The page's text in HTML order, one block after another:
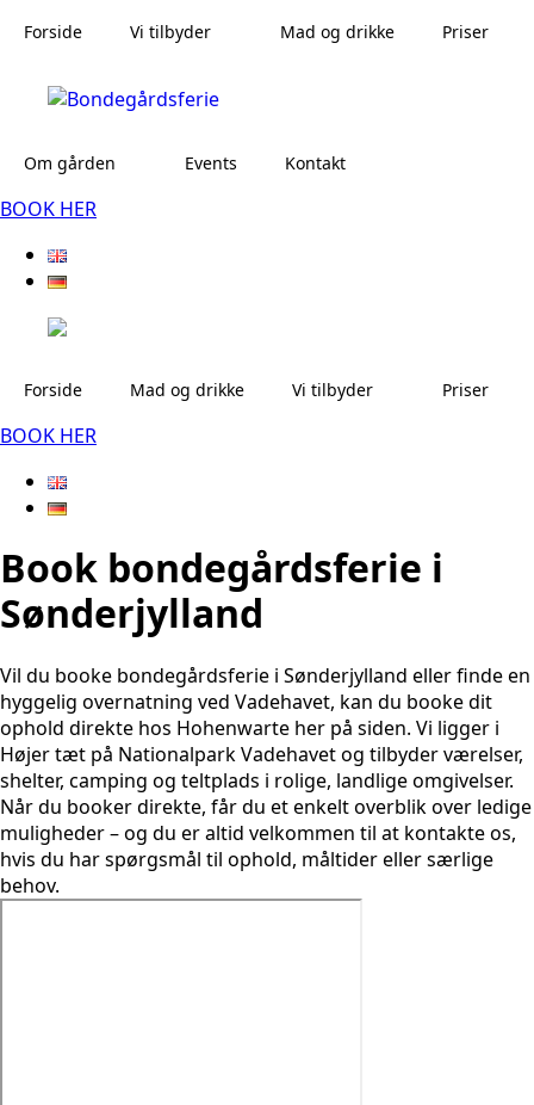
Forside Vi tilbyder Mad og drikke Priser
Om gården Events Kontakt
BOOK HER
Forside Mad og drikke Vi tilbyder Priser
BOOK HER
Book bondegårdsferie i
Sønderjylland
Vil du booke bondegårdsferie i Sønderjylland eller finde en
hyggelig overnatning ved Vadehavet, kan du booke dit
ophold direkte hos Hohenwarte her på siden. Vi ligger i
Højer tæt på Nationalpark Vadehavet og tilbyder værelser,
shelter, camping og teltplads i rolige, landlige omgivelser.
Når du booker direkte, får du et enkelt overblik over ledige
muligheder – og du er altid velkommen til at kontakte os,
hvis du har spørgsmål til ophold, måltider eller særlige
behov.